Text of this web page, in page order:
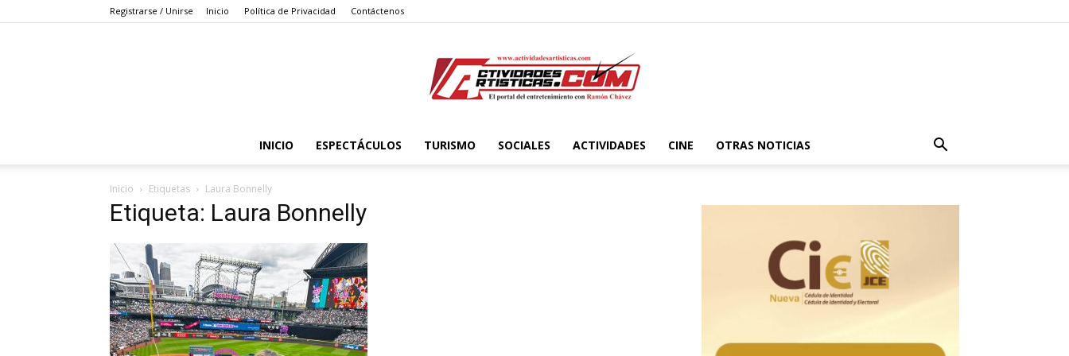
Registrarse / Unirse Inicio Política de Privacidad Contáctenos
Actividadesartisticas.com
INICIO ESPECTÁCULOS TURISMO SOCIALES ACTIVIDADES CINE OTRAS NOTICIAS
Inicio Etiquetas Laura Bonnelly
Etiqueta: Laura Bonnelly